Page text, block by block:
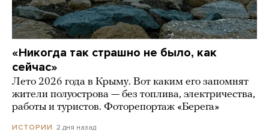
«Никогда так страшно не было, как
сейчас»
Лето 2026 года в Крыму. Вот каким его запомнят
жители полуострова — без топлива, электричества,
работы и туристов. Фоторепортаж «Берега»
ИСТОРИИ 2 дня назад